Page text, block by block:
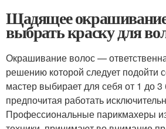
Щадящее
выбрать краску для
Окрашивание волос —
решению которой следует подойти
мастер выбирает для себя от 1 до 3
предпочитая работать
Профессиональные парикмахеры